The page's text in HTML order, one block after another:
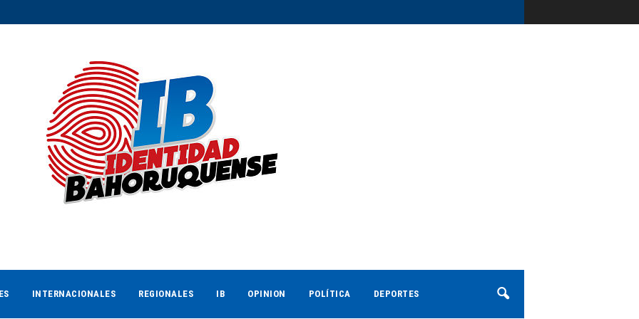
INTERNACIONALES REGIONALES IB OPINION POLÍTICA DEPORTES